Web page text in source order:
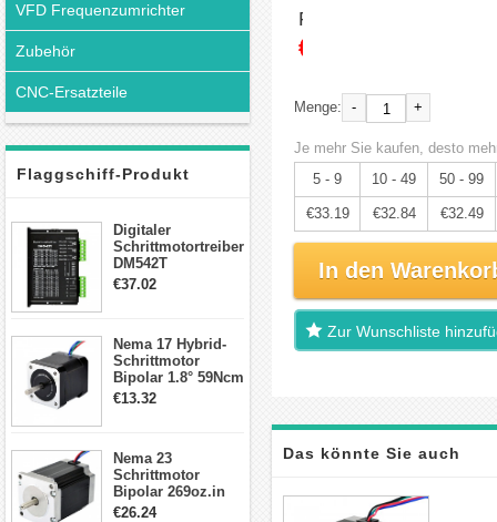
VFD Frequenzumrichter
Zubehör
CNC-Ersatzteile
Flaggschiff-Produkt
Digitaler
Schrittmotortreiber
DM542T
Schrittmotor
Schrittmotor
€37.02
Nema 17 Hybrid-
Schrittmotor
Bipolar 1.8° 59Ncm
2A 4 Drähte mit 1m
€13.32
Nema 23
Schrittmotor
Bipolar 269oz.in
2,8A 57x57x76mm
€26.24
Preis:
€34.94
Menge: - +
Je mehr Sie kaufen, desto
5 - 9
10 - 49 50 - 99
€33.19 €32.84 €32.49
In den
Zur Wunschliste
Das könnte Sie auch
interessieren